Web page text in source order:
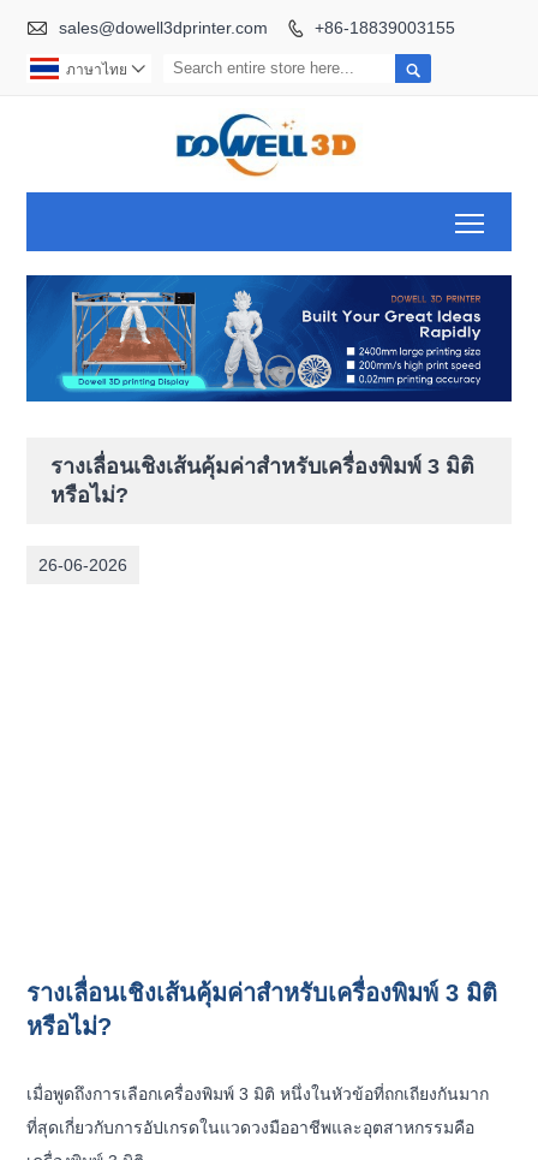
 sales@dowell3dprinter.com  +86-18839003155

ภาษาไทย 
รางเลื่อนเชิงเส้นคุ้มค่าสำหรับเครื่องพิมพ์ 3 มิติ
หรือไม่?
26-06-2026
รางเลื่อนเชิงเส้นคุ้มค่าสำหรับเครื่องพิมพ์ 3 มิติ
หรือไม่?
เมื่อพูดถึงการเลือกเครื่องพิมพ์ 3 มิติ หนึ่งในหัวข้อที่ถกเถียงกันมาก
ที่สุดเกี่ยวกับการอัปเกรดในแวดวงมืออาชีพและอุตสาหกรรมคือ